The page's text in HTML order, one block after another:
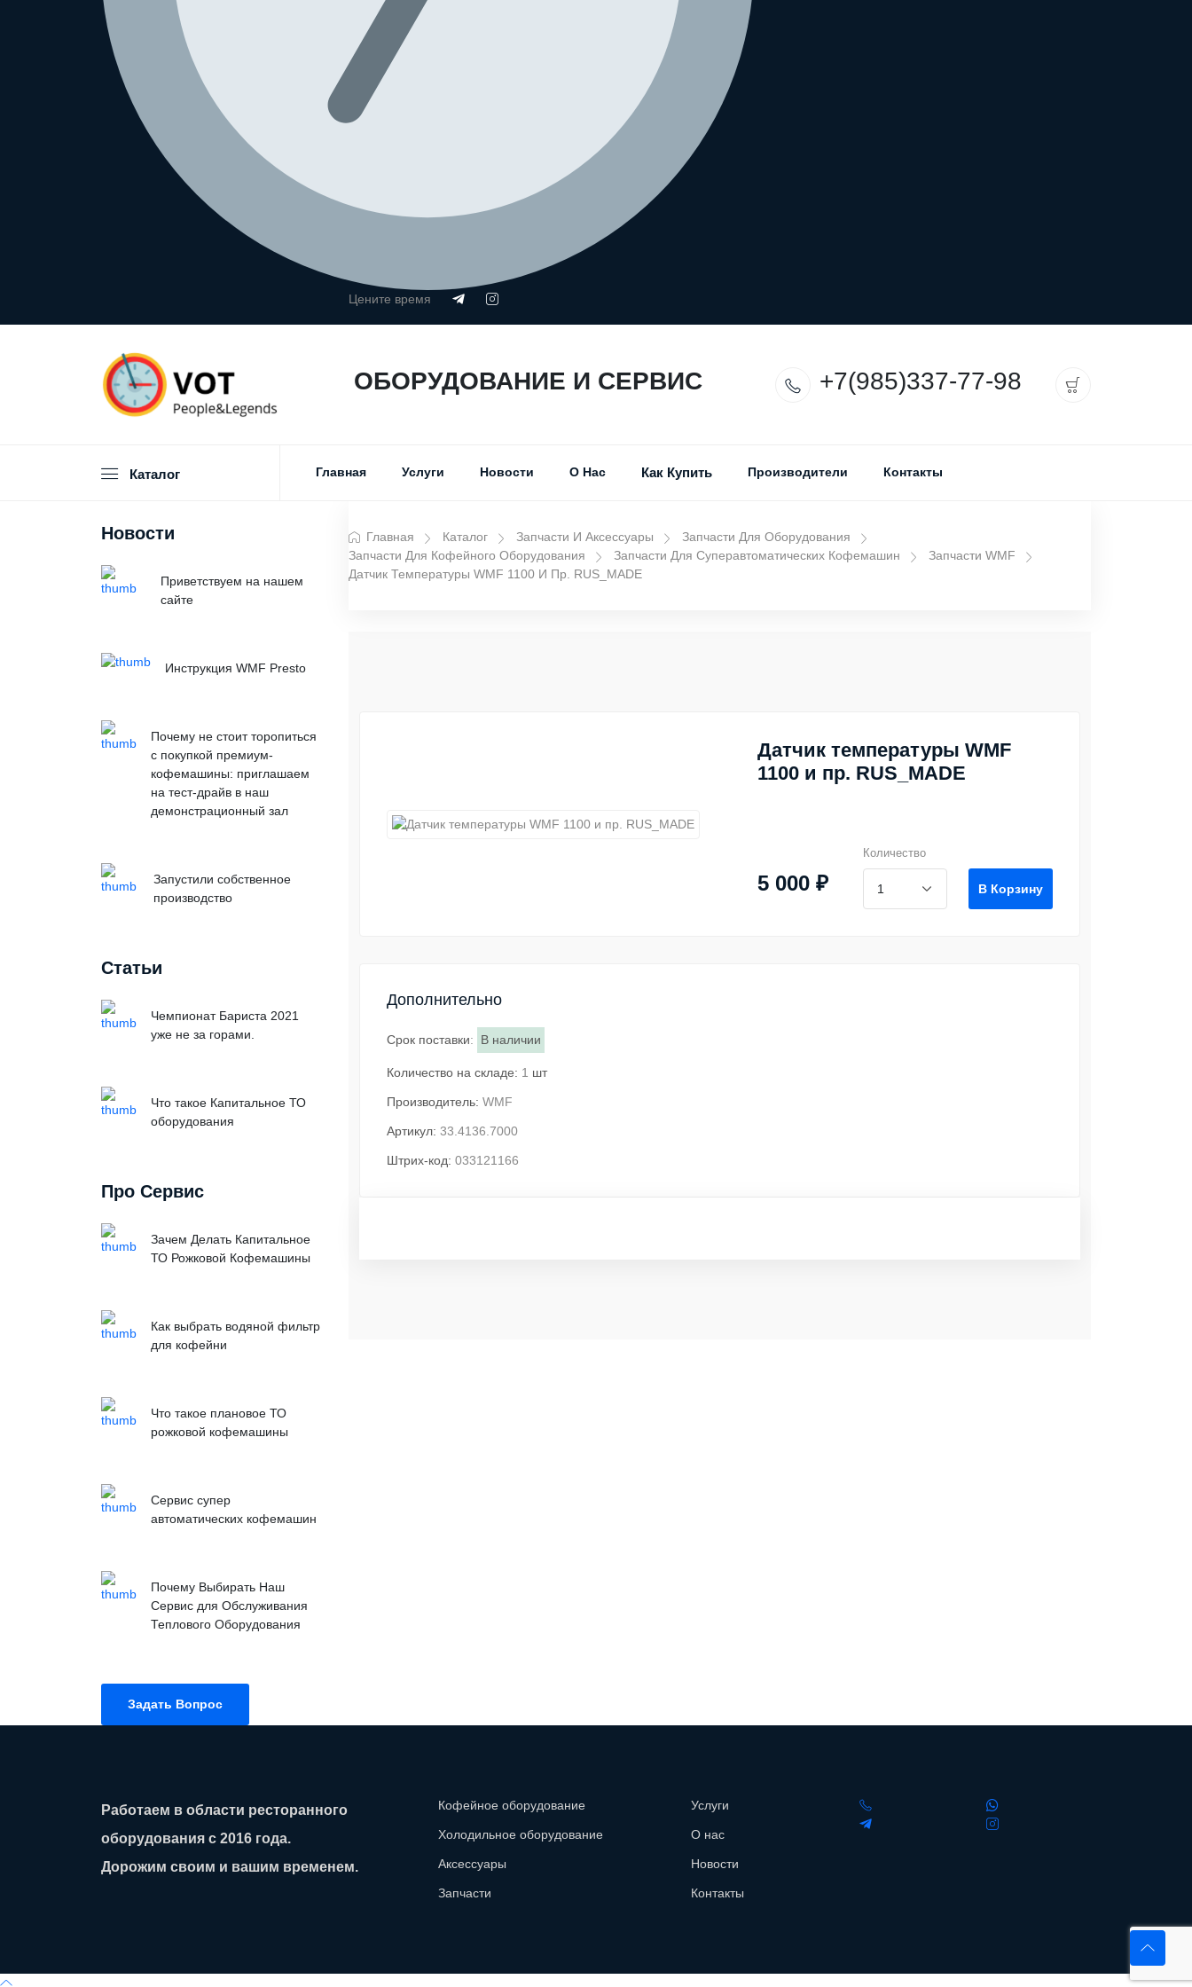
Цените время
ОБОРУДОВАНИЕ И СЕРВИС +7(985)337-77-98
Каталог Главная Услуги Новости О Нас Как Купить Производители Контакты
Новости
Приветствуем на нашем
сайте
Инструкция WMF Presto
Почему не стоит торопиться
с покупкой премиум-
кофемашины: приглашаем
на тест-драйв в наш
демонстрационный зал
Запустили собственное
производство
Статьи
Чемпионат Бариста 2021
уже не за горами.
Что такое Капитальное ТО
оборудования
Про Сервис
Зачем Делать Капитальное
ТО Рожковой Кофемашины
Как выбрать водяной фильтр
для кофейни
Что такое плановое ТО
рожковой кофемашины
Сервис супер
автоматических кофемашин
Почему Выбирать Наш
Сервис для Обслуживания
Теплового Оборудования
Задать Вопрос
Главная Каталог Запчасти И Аксессуары
Запчасти Для Оборудования
Запчасти Для Кофейного Оборудования
Запчасти Для Суперавтоматических Кофемашин
Запчасти WMF
Датчик Температуры WMF 1100 И Пр. RUS_MADE
Датчик температуры WMF
1100 и пр. RUS_MADE
5 000 ₽
Количество
В Корзину
Дополнительно
Срок поставки: В наличии
Количество на складе: 1 шт
Производитель: WMF
Артикул: 33.4136.7000
Штрих-код: 033121166
Работаем в области ресторанного
оборудования с 2016 года.
Дорожим своим и вашим временем.
Кофейное оборудование
Холодильное оборудование
Аксессуары
Запчасти
Услуги
О нас
Новости
Контакты